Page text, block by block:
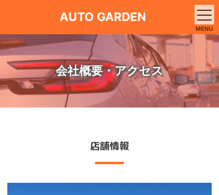
AUTO GARDEN
MENU
会社概要・アクセス
店舗情報